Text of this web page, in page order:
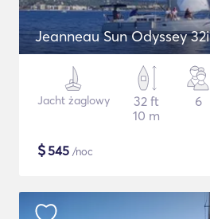
Jeanneau Sun Odyssey 32i
Jacht żaglowy
32 ft
10 m
6
$545 /noc